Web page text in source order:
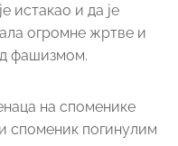
истакао и да је
огромне жртве и
фашизмом.
на споменике
споменик погинулим